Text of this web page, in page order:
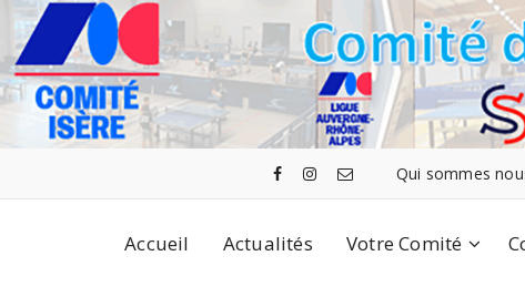
au
contenu
Qui sommes
Accueil Actualités Votre Comité